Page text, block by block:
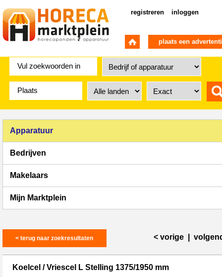
registreren inloggen
plaats een
Apparatuur
Bedrijven
Makelaars
Mijn Marktplein
< terug naar zoekresultaten < vorige
Koelcel / Vriescel L Stelling 1375/1950 mm